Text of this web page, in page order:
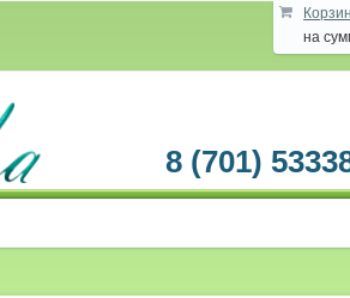
на
8 (701)